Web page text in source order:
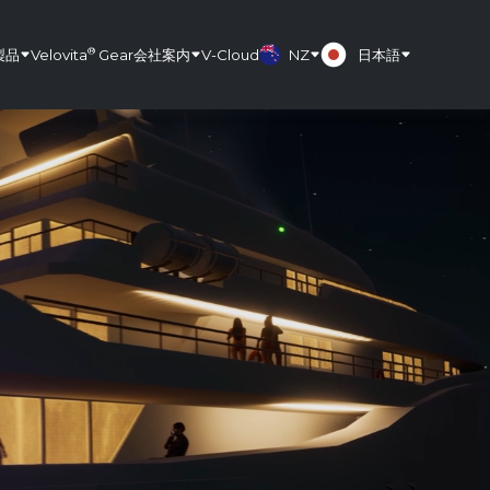
品 Velovita® Gear会社案内 V-Cloud NZ 日本語